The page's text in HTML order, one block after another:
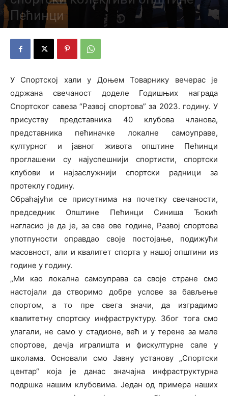
Пећинци
У Спортској хали у Доњем Товарнику вечерас је
одржана свечаност доделе Годишњих награда
Спортског савеза “Развој спортова” за 2023. годину. У
присуству представника 40 клубова чланова,
представника пећиначке локалне самоуправе,
културног и јавног живота општине Пећинци
проглашени су најуспешнији спортисти, спортски
клубови и најзаслужнији спортски радници за
протеклу годину.
Обраћајући се присутнима на почетку свечаности,
председник Општине Пећинци Синиша Ђокић
нагласио је да је, за све ове године, Развој спортова
употпуности оправдао своје постојање, подижући
масовност, али и квалитет спорта у нашој општини из
године у годину.
„Ми као локална самоуправа са своје стране смо
настојали да створимо добре услове за бављење
спортом, а то пре свега значи, да изградимо
квалитетну спортску инфраструктуру. Због тога смо
улагали, не само у стадионе, већ и у терене за мале
спортове, дечја игралишта и фискултурне сале у
школама. Основали смо Јавну установу „Спортски
центар“ која је данас значајна инфраструктурна
подршка нашим клубовима. Један од примера наших